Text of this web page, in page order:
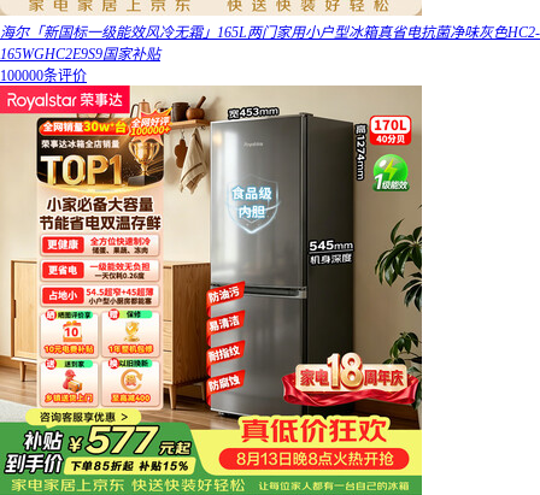
海尔「新国标一级能效风冷无霜」165L两门家用小户型冰箱真省电抗菌净味灰色HC2-
165WGHC2E9S9国家补贴
100000条评价